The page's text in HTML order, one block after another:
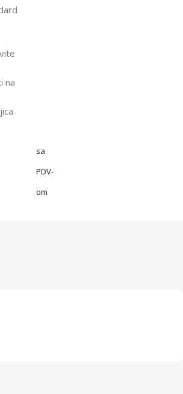
na
sa
PDV-
om